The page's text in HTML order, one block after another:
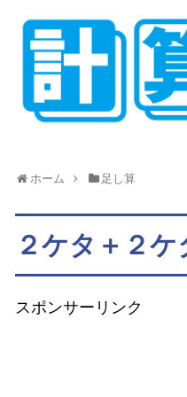
ホーム 足し算
２ケタ＋２
スポンサーリンク